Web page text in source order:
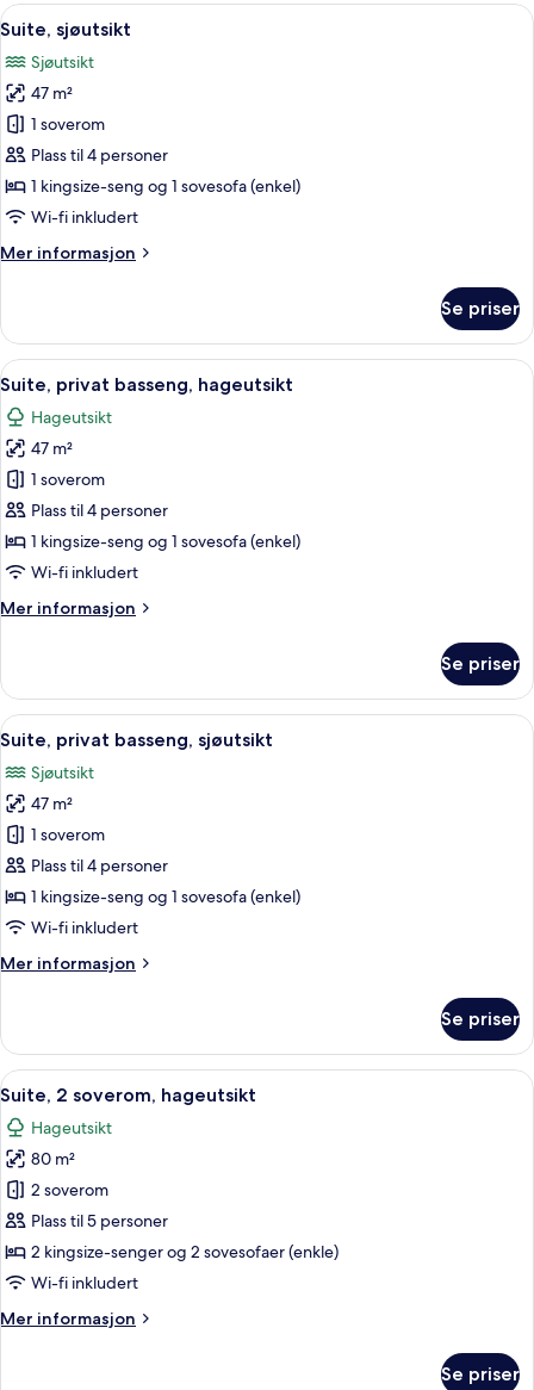
Åpne
alle
bildene
av
Suite,
sjøutsikt
4
Suite, sjøutsikt
Sjøutsikt
47 m²
1 soverom
Plass til 4 personer
1 kingsize-seng og 1 sovesofa (enkel)
Wi-fi inkludert
Mer informasjon
Mer
sjøutsikt
Se priser
Åpne
alle
bildene
av
Suite,
privat
basseng,
hageutsikt
Suite, privat basseng, hageutsikt |
6
Suite, privat basseng, hageutsikt
Hageutsikt
47 m²
1 soverom
Plass til 4 personer
1 kingsize-seng og 1 sovesofa (enkel)
Wi-fi inkludert
Mer informasjon
Mer
privat
basseng,
hageutsikt
Se priser
Åpne
alle
bildene
av
Suite,
privat
basseng,
sjøutsikt
Suite, privat basseng, sjøutsikt |
6
Suite, privat basseng, sjøutsikt
Sjøutsikt
47 m²
1 soverom
Plass til 4 personer
1 kingsize-seng og 1 sovesofa (enkel)
Wi-fi inkludert
Mer informasjon
Mer
privat
basseng,
sjøutsikt
Se priser
Åpne
alle
bildene
av
Suite,
2
soverom,
hageutsikt
Minibar, safe på rommet,
6
Suite, 2 soverom, hageutsikt
Hageutsikt
80 m²
2 soverom
Plass til 5 personer
2 kingsize-senger og 2 sovesofaer (enkle)
Wi-fi inkludert
Mer informasjon
Mer
Se priser